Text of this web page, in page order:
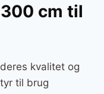
cm til
kvalitet og
til brug